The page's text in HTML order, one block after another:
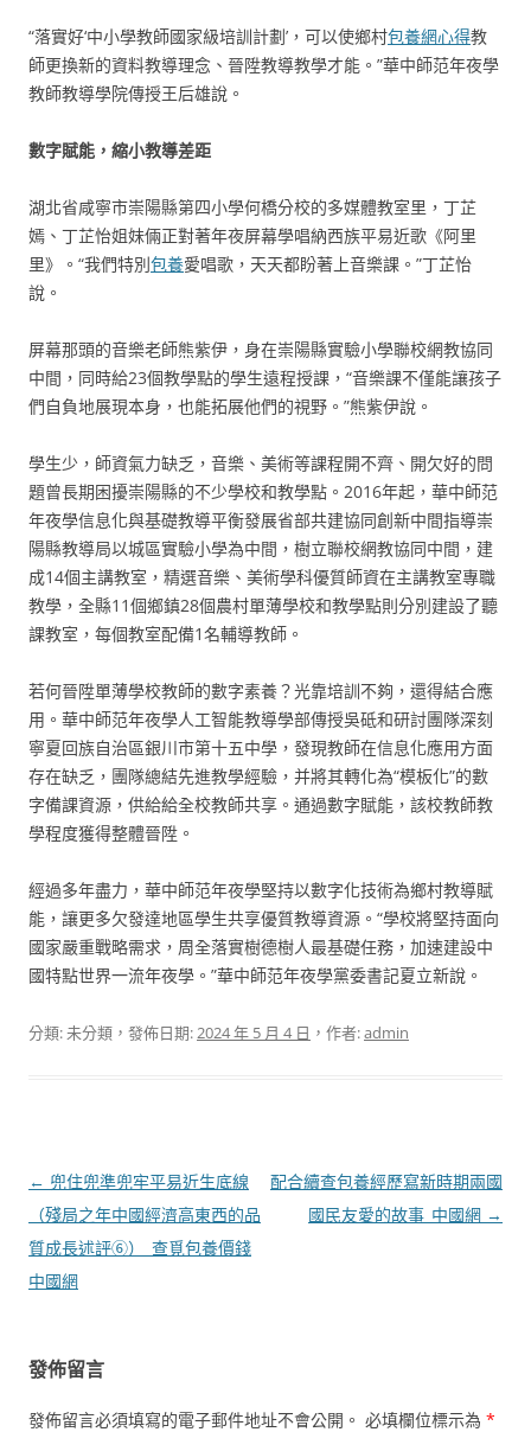
“落實好‘中小學教師國家級培訓計劃’，可以使鄉村包養網心得教
師更換新的資料教導理念、晉陞教導教學才能。”華中師范年夜學
教師教導學院傳授王后雄說。
數字賦能，縮小教導差距
湖北省咸寧市崇陽縣第四小學何橋分校的多媒體教室里，丁芷
嫣、丁芷怡姐妹倆正對著年夜屏幕學唱納西族平易近歌《阿里
里》。“我們特別包養愛唱歌，天天都盼著上音樂課。”丁芷怡
說。
屏幕那頭的音樂老師熊紫伊，身在崇陽縣實驗小學聯校網教協同
中間，同時給23個教學點的學生遠程授課，“音樂課不僅能讓孩子
們自負地展現本身，也能拓展他們的視野。”熊紫伊說。
學生少，師資氣力缺乏，音樂、美術等課程開不齊、開欠好的問
題曾長期困擾崇陽縣的不少學校和教學點。2016年起，華中師范
年夜學信息化與基礎教導平衡發展省部共建協同創新中間指導崇
陽縣教導局以城區實驗小學為中間，樹立聯校網教協同中間，建
成14個主講教室，精選音樂、美術學科優質師資在主講教室專職
教學，全縣11個鄉鎮28個農村單薄學校和教學點則分別建設了聽
課教室，每個教室配備1名輔導教師。
若何晉陞單薄學校教師的數字素養？光靠培訓不夠，還得結合應
用。華中師范年夜學人工智能教導學部傳授吳砥和研討團隊深刻
寧夏回族自治區銀川市第十五中學，發現教師在信息化應用方面
存在缺乏，團隊總結先進教學經驗，并將其轉化為“模板化”的數
字備課資源，供給給全校教師共享。通過數字賦能，該校教師教
學程度獲得整體晉陞。
經過多年盡力，華中師范年夜學堅持以數字化技術為鄉村教導賦
能，讓更多欠發達地區學生共享優質教導資源。“學校將堅持面向
國家嚴重戰略需求，周全落實樹德樹人最基礎任務，加速建設中
國特點世界一流年夜學。”華中師范年夜學黨委書記夏立新說。
分類: 未分類，發佈日期:2024 年 5 月 4 日 ，作者:admin
文
章
導
覽
← 兜住兜準兜牢平易近生底線
（殘局之年中國經濟高東西的品
質成長述評⑥）_查覓包養價錢
中國網
配合續查包養經歷寫新時期兩國
國民友愛的故事_中國網 →
發佈留言
發佈留言必須填寫的電子郵件地址不會公開。 必填欄位標示為 *